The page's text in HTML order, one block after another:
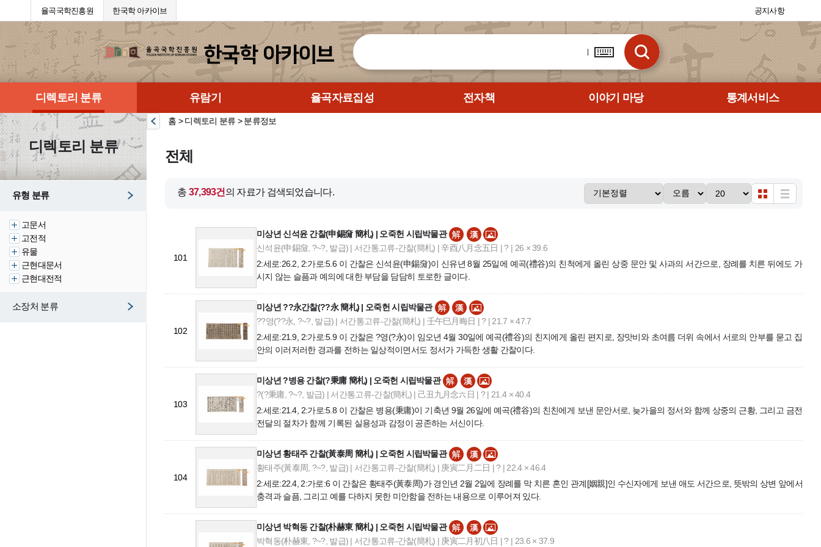
율곡국학진흥원 한국학 아카이브 공지사항
디렉토리 분류 유람기 율곡자료집성 전자책 이야기 마당 통계서비스
디렉토리 분류
유형 분류
고문서
고전적
유물
근현대문서
근현대전적
소장처 분류
홈 > 디렉토리 분류 > 분류정보
전체
총 37,393건의 자료가 검색되었습니다.
101
미상년 신석윤 간찰(申錫奫 簡札) | 오죽헌 시립박물관
신석윤(申錫奫, ?~?, 발급) | 서간통고류-간찰(簡札) | 辛酉八月念五日 | ? | 26 × 39.6
2:세로:26.2, 2:가로:5.6 이 간찰은 신석윤(申錫奫)이 신유년 8월 25일에 예곡(禮谷)의 친척에게 올린 상중 문안 및 사과의 서간으로, 장례를 치른 뒤에도 가
시지 않는 슬픔과 예의에 대한 부담을 담담히 토로한 글이다.
102
미상년 ??永간찰(??永 簡札) | 오죽헌 시립박물관
??영(??永, ?~?, 발급) | 서간통고류-간찰(簡札) | 壬午巳月晦日 | ? | 21.7 × 47.7
2:세로:21.9, 2:가로:5.9 이 간찰은 ?영(?永)이 임오년 4월 30일에 예곡(禮谷)의 친지에게 올린 편지로, 장맛비와 초여름 더위 속에서 서로의 안부를 묻고 집
안의 이러저러한 경과를 전하는 일상적이면서도 정서가 가득한 생활 간찰이다.
103
미상년 ?병용 간찰(?秉庸 簡札) | 오죽헌 시립박물관
?(?秉庸, ?~?, 발급) | 서간통고류-간찰(簡札) | 己丑九月念六日 | ? | 21.4 × 40.4
2:세로:21.4, 2:가로:5.8 이 간찰은 병용(秉庸)이 기축년 9월 26일에 예곡(禮谷)의 친친에게 보낸 문안서로, 늦가을의 정서와 함께 상중의 근황, 그리고 금전
전달의 절차가 함께 기록된 실용성과 감정이 공존하는 서신이다.
104
미상년 황태주 간찰(黃泰周 簡札) | 오죽헌 시립박물관
황태주(黃泰周, ?~?, 발급) | 서간통고류-간찰(簡札) | 庚寅二月二日 | ? | 22.4 × 46.4
2:세로:22.4, 2:가로:6 이 간찰은 황태주(黃泰周)가 경인년 2월 2일에 장례를 막 치른 혼인 관계[姻親]인 수신자에게 보낸 애도 서간으로, 뜻밖의 상변 앞에서
충격과 슬픔, 그리고 예를 다하지 못한 미안함을 전하는 내용으로 이루어져 있다.
미상년 박혁동 간찰(朴赫東 簡札) | 오죽헌 시립박물관
박혁동(朴赫東, ?~?, 발급) | 서간통고류-간찰(簡札) | 庚寅二月初八日 | ? | 23.6 × 37.9